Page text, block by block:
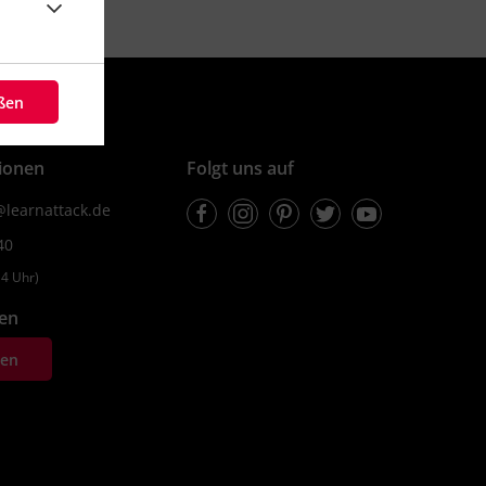
Uhr)
Folgt uns auf
FacebookInstagramPinterestTwitterYoutube